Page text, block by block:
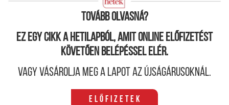
megválasztott kalap teheti még igazán elegánssá.
Tovább olvasná?
Ez egy cikk a hetilapból, amit online előfizetést
követően belépéssel elér.
Vagy vásárolja meg a lapot az újságárusoknál.
Előfizetek